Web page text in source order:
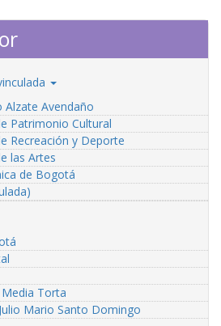
Alzate Avendaño
Patrimonio Cultural
Recreación y Deporte
las Artes
de Bogotá
Torta
Mario Santo Domingo